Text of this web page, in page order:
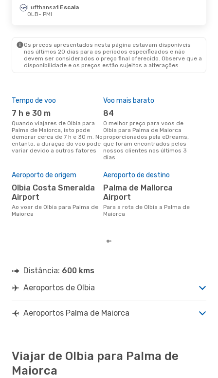
Lufthansa1 Escala
OLB- PMI
Os preços apresentados nesta página estavam disponíveis
nos últimos 20 dias para os períodos especificados e não
devem ser considerados o preço final oferecido. Observe que a
disponibilidade e os preços estão sujeitos a alterações.
Tempo de voo
7 h e 30 m
Quando viajares de Olbia para
Palma de Maiorca, isto pode
demorar cerca de 7 h e 30 m. No
entanto, a duração do voo pode
variar devido a outros fatores
Voo mais barato
84
O melhor preço para voos de
Olbia para Palma de Maiorca
proporcionados pela eDreams,
que foram encontrados pelos
nossos clientes nos últimos 3
dias
Aeroporto de origem
Olbia Costa Smeralda
Airport
Ao voar de Olbia para Palma de
Maiorca
Aeroporto de destino
Palma de Mallorca
Airport
Para a rota de Olbia a Palma de
Maiorca
Distância: 600 kms
Aeroportos de Olbia
Aeroportos Palma de Maiorca
Viajar de Olbia para Palma de
Maiorca